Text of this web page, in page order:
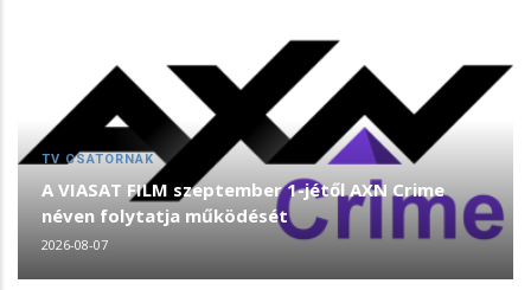
TV CSATORNÁK
A VIASAT FILM szeptember 1-jétől AXN Crime
néven folytatja működését
2026-08-07